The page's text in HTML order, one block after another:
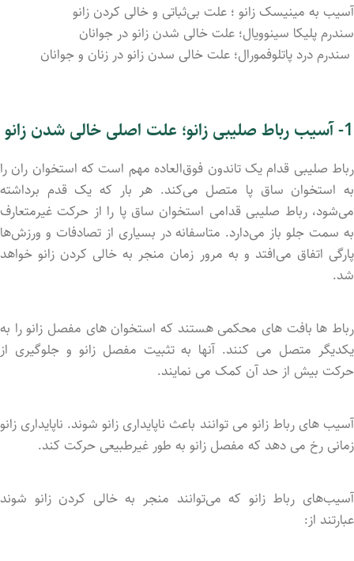
آسیب به مینیسک زانو ؛ علت بی‌ثباتی و خالی کردن زانو
سندرم پلیکا سینوویال؛ علت خالی شدن زانو در جوانان
سندرم درد پاتلوفمورال؛ علت خالی سدن زانو در زنان و جوانان
1- آسیب رباط صلیبی زانو؛ علت اصلی خالی شدن زانو
رباط صلیبی قدام یک تاندون فوق‌العاده مهم است که استخوان ران را
به استخوان ساق پا متصل می‌کند. هر بار که یک قدم برداشته
می‌شود، رباط صلیبی قدامی استخوان ساق پا را از حرکت غیرمتعارف
به سمت جلو باز می‌دارد. متاسفانه در بسیاری از تصادفات و ورزش‌ها
پارگی اتفاق می‌افتد و به مرور زمان منجر به خالی کردن زانو خواهد
شد.
رباط ‌ها بافت ‌های محکمی هستند که استخوان ‌های مفصل زانو را به
یکدیگر متصل می ‌کنند. آنها به تثبیت مفصل زانو و جلوگیری از
حرکت بیش از حد آن کمک می‌ نمایند.
آسیب ‌های رباط زانو می‌ توانند باعث ناپایداری زانو شوند. ناپایداری زانو
زمانی رخ می ‌دهد که مفصل زانو به طور غیرطبیعی حرکت کند.
آسیب‌های رباط زانو که می‌توانند منجر به خالی کردن زانو شوند
عبارتند از: